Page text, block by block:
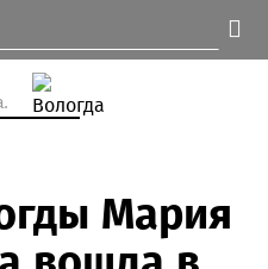
Мария